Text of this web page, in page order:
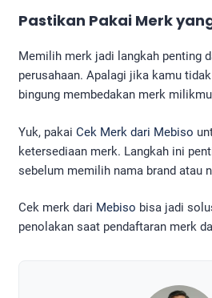
Pastikan Pakai Merk
Memilih merk jadi langkah penting
perusahaan. Apalagi jika kamu
bingung membedakan merk
Yuk, pakai Cek Merk dari Mebiso
ketersediaan merk. Langkah ini
sebelum memilih nama brand atau
Cek merk dari Mebiso bisa jadi
penolakan saat pendaftaran merk